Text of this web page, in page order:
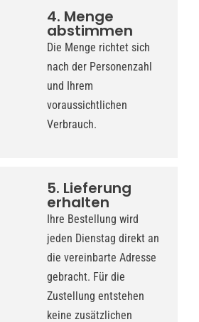
4. Menge
abstimmen
Die Menge richtet sich
nach der Personenzahl
und Ihrem
voraussichtlichen
Verbrauch.
5. Lieferung
erhalten
Ihre Bestellung wird
jeden Dienstag direkt an
die vereinbarte Adresse
gebracht. Für die
Zustellung entstehen
keine zusätzlichen